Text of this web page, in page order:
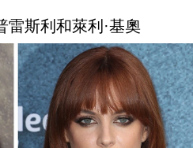
雷斯利和萊利·基奧